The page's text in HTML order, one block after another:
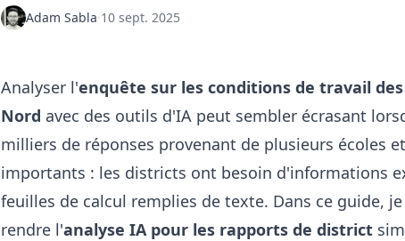
Adam Sabla·10 sept. 2025
Analyser l'enquête sur les conditions de travail
Nord avec des outils d'IA peut sembler écrasant
milliers de réponses provenant de plusieurs écoles
importants : les districts ont besoin d'informations
feuilles de calcul remplies de texte. Dans ce guide,
rendre l'analyse IA pour les rapports de district